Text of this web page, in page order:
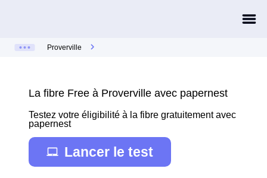
Proverville
La fibre Free à Proverville avec papernest
Testez votre éligibilité à la fibre gratuitement avec
papernest
Lancer le test